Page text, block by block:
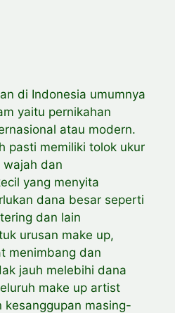
di Indonesia umumnya
yaitu pernikahan
atau modern.
pasti memiliki tolok ukur
dan
yang menyita
dana besar seperti
dan lain
urusan make up,
menimbang dan
jauh melebihi dana
make up artist
kesanggupan masing-